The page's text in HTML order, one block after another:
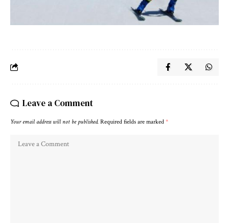
Leave a Comment
Your email address will not be published. Required fields are marked *